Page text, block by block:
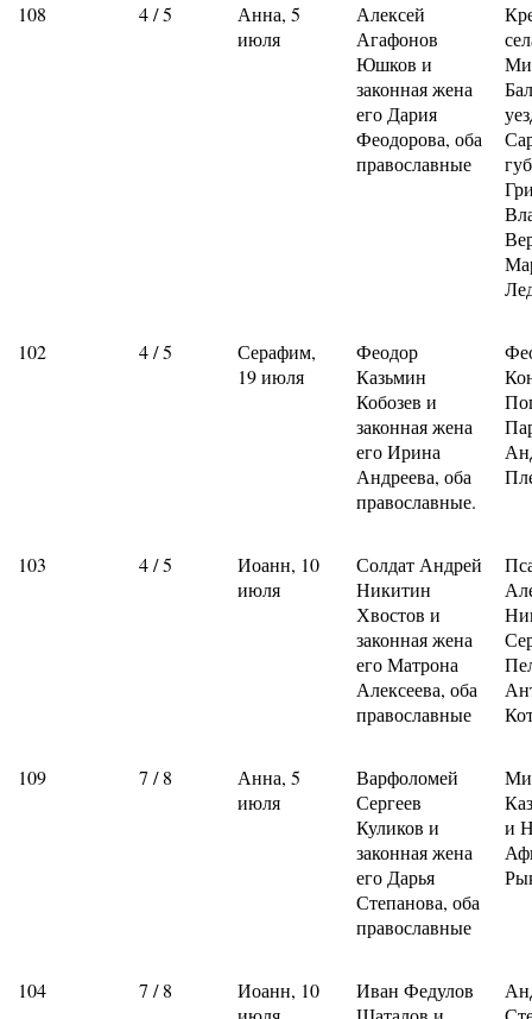
108 4 / 5
Анна, 5
июля
Алексей
Агафонов
Юшков и
законная жена
его Дария
Феодорова, оба
православные
102 4 / 5
Серафим,
19 июля
Феодор
Казьмин
Кобозев и
законная жена
его Ирина
Андреева, оба
православные.
103 4 / 5
Иоанн, 10
июля
Солдат Андрей
Никитин
Хвостов и
законная жена
его Матрона
Алексеева, оба
православные
109 7 / 8
Анна, 5
июля
Варфоломей
Сергеев
Куликов и
законная жена
его Дарья
Степанова, оба
православные
и
104 7 / 8
Иоанн, 10
Иван Федулов